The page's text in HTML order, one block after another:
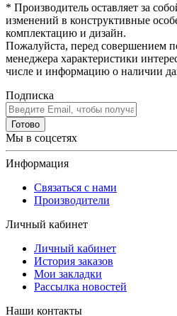
* Производитель оставляет за
изменений в конструктивные
комплектацию и дизайн.
Пожалуйста, перед совершением
менеджера характеристики
числе и информацию о наличии
Подписка
Готово
Мы в соцсетях
Информация
Связаться с нами
Производители
Личный кабинет
Личный кабинет
История заказов
Мои закладки
Рассылка новостей
Наши контакты